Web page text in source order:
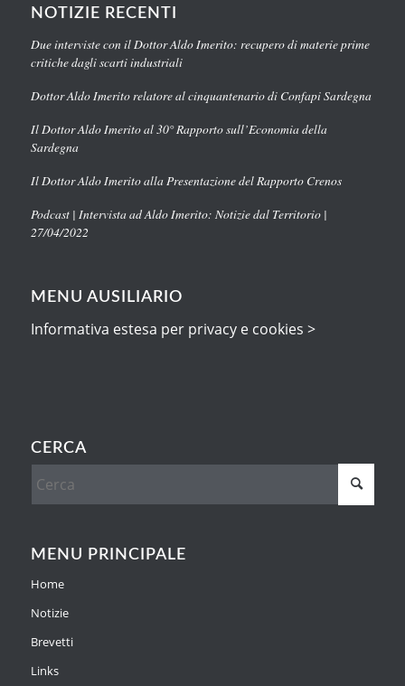
NOTIZIE RECENTI
Due interviste con il Dottor Aldo Imerito: recupero di materie prime
critiche dagli scarti industriali
Dottor Aldo Imerito relatore al cinquantenario di Confapi Sardegna
Il Dottor Aldo Imerito al 30° Rapporto sull’Economia della
Sardegna
Il Dottor Aldo Imerito alla Presentazione del Rapporto Crenos
Podcast | Intervista ad Aldo Imerito: Notizie dal Territorio |
27/04/2022
MENU AUSILIARIO
Informativa estesa per privacy e cookies >
CERCA
MENU PRINCIPALE
Home
Notizie
Brevetti
Links